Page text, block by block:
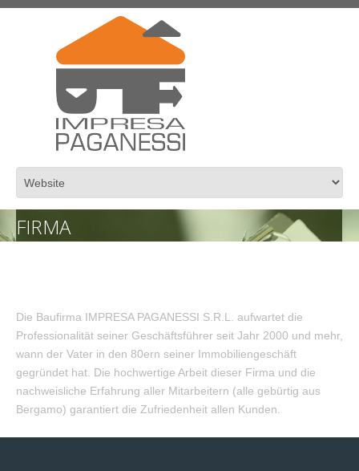
FIRMA
Die Baufirma IMPRESA PAGANESSI S.R.L. aufwartet die
Professionalität seiner Geschäftsführer seit Jahr 2000 und mehr,
wann der Vater in den 80ern seiner Immobiliengeschäft
gegründet hat. Die hochwertige Arbeit dieser Firma und die
nachweisliche Erfahrung aller Mitarbeitern (alle gebürtig aus
Bergamo) garantiert die Zufriedenheit allen Kunden.